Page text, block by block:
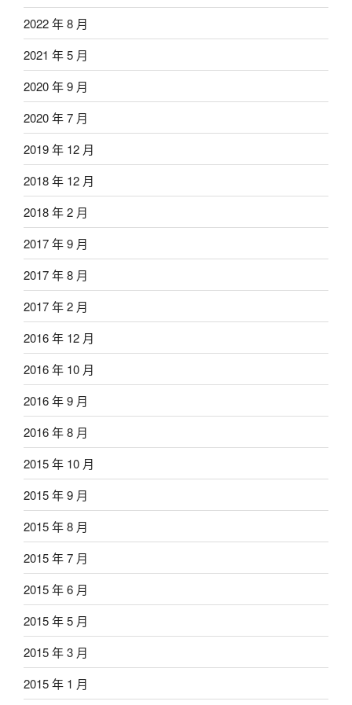
2022 年 8 月
2021 年 5 月
2020 年 9 月
2020 年 7 月
2019 年 12 月
2018 年 12 月
2018 年 2 月
2017 年 9 月
2017 年 8 月
2017 年 2 月
2016 年 12 月
2016 年 10 月
2016 年 9 月
2016 年 8 月
2015 年 10 月
2015 年 9 月
2015 年 8 月
2015 年 7 月
2015 年 6 月
2015 年 5 月
2015 年 3 月
2015 年 1 月